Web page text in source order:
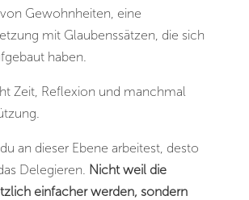
Gewohnheiten, eine
mit Glaubenssätzen, die sich
haben.
Zeit, Reflexion und manchmal
an dieser Ebene arbeitest, desto
Delegieren. Nicht weil die
einfacher werden, sondern